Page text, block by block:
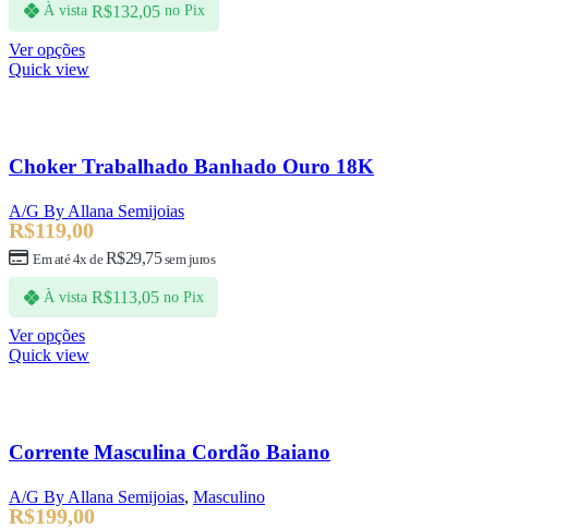
À vista R$132,05 no Pix
Ver opções
Quick view
Choker Trabalhado Banhado Ouro 18K
A/G By Allana Semijoias
R$119,00
Em até 4x deR$29,75sem juros
À vista R$113,05 no Pix
Ver opções
Quick view
Corrente Masculina Cordão Baiano
A/G By Allana Semijoias, Masculino
R$199,00